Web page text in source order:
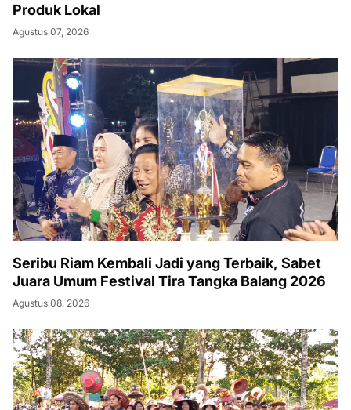
Produk Lokal
Agustus 07, 2026
Seribu Riam Kembali Jadi yang Terbaik, Sabet
Juara Umum Festival Tira Tangka Balang 2026
Agustus 08, 2026